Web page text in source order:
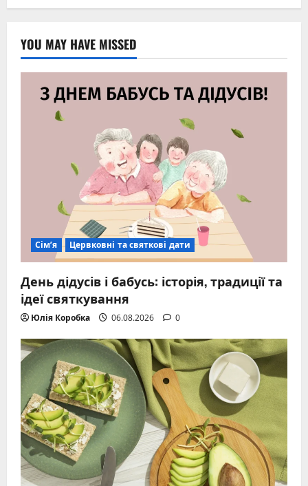
YOU MAY HAVE MISSED
Сім’я Цервковні та святкові дати
День дідусів і бабусь: історія, традиції та
ідеї святкування
Юлія Коробка 06.08.2026 0